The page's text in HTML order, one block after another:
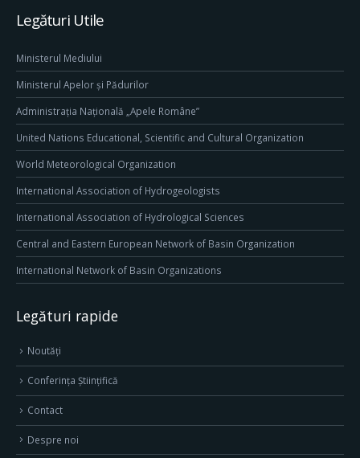
Legături Utile
Ministerul Mediului
Ministerul Apelor și Pădurilor
Administrația Națională „Apele Române”
United Nations Educational, Scientific and Cultural Organization
World Meteorological Organization
International Association of Hydrogeologists
International Association of Hydrological Sciences
Central and Eastern European Network of Basin Organization
International Network of Basin Organizations
Legături rapide
Noutăți
Conferința Științifică
Contact
Despre noi